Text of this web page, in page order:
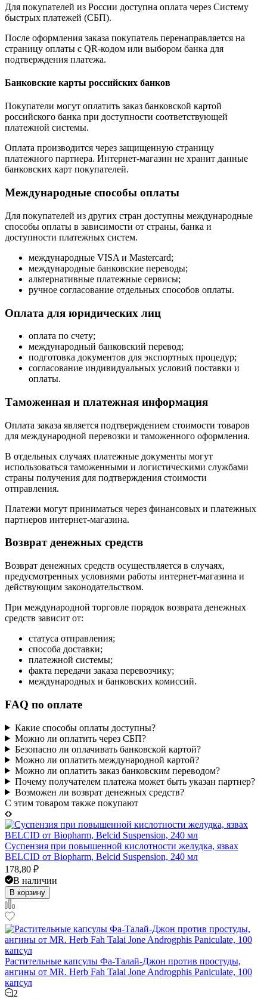
Для покупателей из России доступна оплата через Систему
быстрых платежей (СБП).
После оформления заказа покупатель перенаправляется на
страницу оплаты с QR-кодом или выбором банка для
подтверждения платежа.
Банковские карты российских банков
Покупатели могут оплатить заказ банковской картой
российского банка при доступности соответствующей
платежной системы.
Оплата производится через защищенную страницу
платежного партнера. Интернет-магазин не хранит данные
банковских карт покупателей.
Международные способы оплаты
Для покупателей из других стран доступны международные
способы оплаты в зависимости от страны, банка и
доступности платежных систем.
международные VISA и Mastercard;
международные банковские переводы;
альтернативные платежные сервисы;
ручное согласование отдельных способов оплаты.
Оплата для юридических лиц
оплата по счету;
международный банковский перевод;
подготовка документов для экспортных процедур;
согласование индивидуальных условий поставки и
оплаты.
Таможенная и платежная информация
Оплата заказа является подтверждением стоимости товаров
для международной перевозки и таможенного оформления.
В отдельных случаях платежные документы могут
использоваться таможенными и логистическими службами
страны получения для подтверждения стоимости
отправления.
Платежи могут приниматься через финансовых и платежных
партнеров интернет-магазина.
Возврат денежных средств
Возврат денежных средств осуществляется в случаях,
предусмотренных условиями работы интернет-магазина и
действующим законодательством.
При международной торговле порядок возврата денежных
средств зависит от:
статуса отправления;
способа доставки;
платежной системы;
факта передачи заказа перевозчику;
международных и банковских комиссий.
FAQ по оплате
Какие способы оплаты доступны?
Можно ли оплатить через СБП?
Безопасно ли оплачивать банковской картой?
Можно ли оплатить международной картой?
Можно ли оплатить заказ банковским переводом?
Почему получателем платежа может быть указан партнер?
Возможен ли возврат денежных средств?
C этим товаром также покупают
Суспензия при повышенной кислотности желудка, язвах
BELCID от Biopharm, Belcid Suspension, 240 мл
178,80 ₽
В наличии
В корзину
Растительные капсулы Фа-Талай-Джон против простуды,
ангины от MR. Herb Fah Talai Jone Androgphis Paniculate, 100
капсул
2